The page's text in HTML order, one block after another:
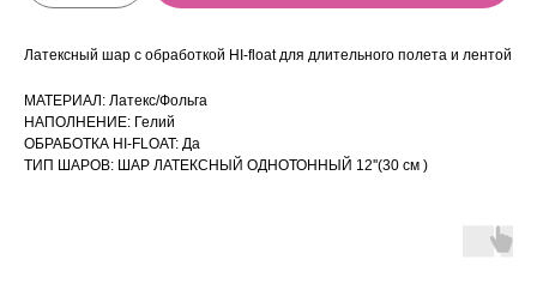
Латексный шар с обработкой HI-float для длительного полета и лентой
МАТЕРИАЛ: Латекс/Фольга
НАПОЛНЕНИЕ: Гелий
ОБРАБОТКА HI-FLOAT: Да
ТИП ШАРОВ: ШАР ЛАТЕКСНЫЙ ОДНОТОННЫЙ 12''(30 см )